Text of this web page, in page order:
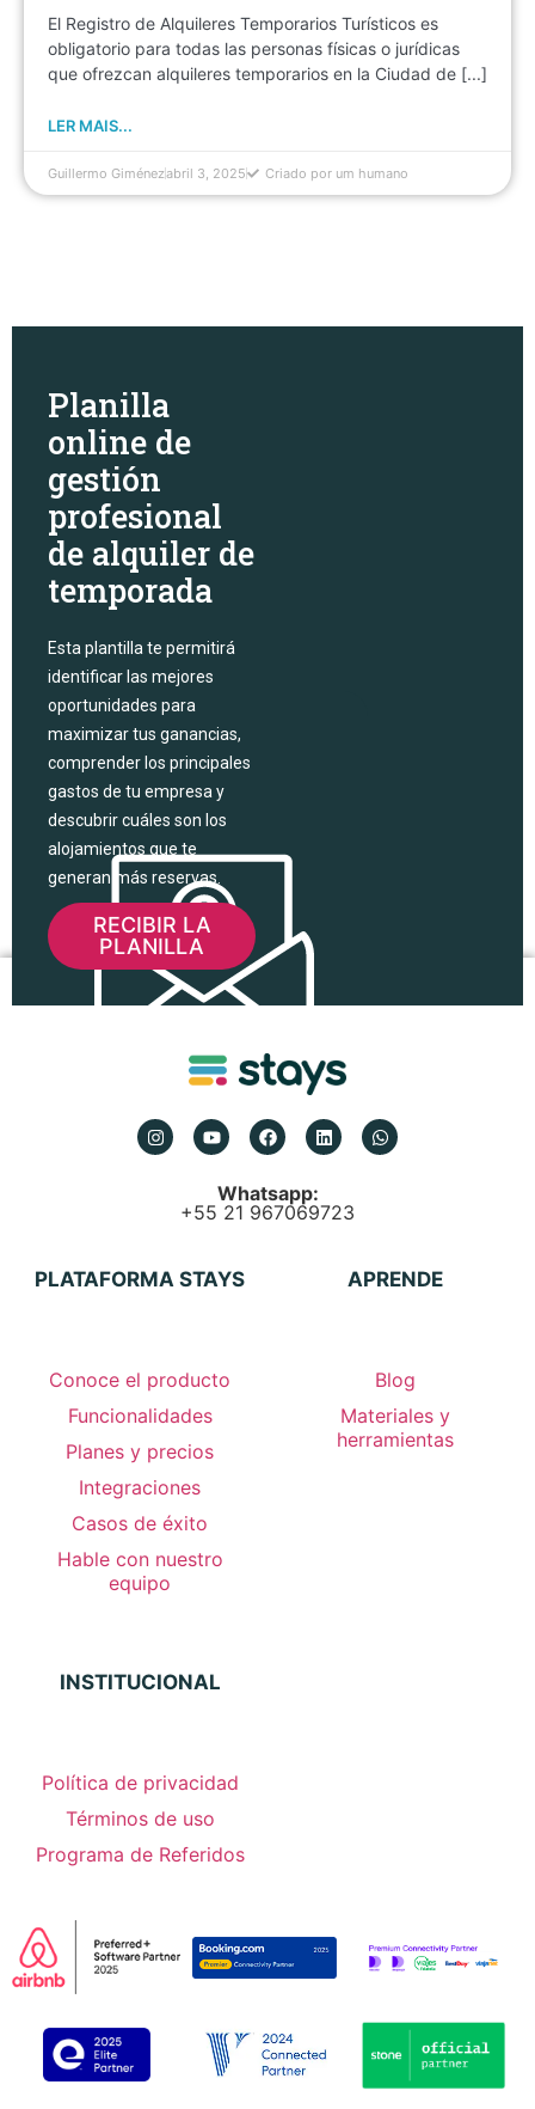
El Registro de Alquileres Temporarios Turísticos es
obligatorio para todas las personas físicas o jurídicas
que ofrezcan alquileres temporarios en la Ciudad de [...]
LER MAIS...
Guillermo Giménezabril 3, 2025 Criado por um humano
Planilla
online de
gestión
profesional
de alquiler de
temporada
Esta plantilla te permitirá
identificar las mejores
oportunidades para
maximizar tus ganancias,
comprender los principales
gastos de tu empresa y
descubrir cuáles son los
alojamientos que te
generan más reservas.
RECIBIR LA
PLANILLA
Whatsapp:
+55 21 967069723
PLATAFORMA STAYS
Conoce el producto
Funcionalidades
Planes y precios
Integraciones
Casos de éxito
Hable con nuestro
equipo
APRENDE
Blog
Materiales y
herramientas
INSTITUCIONAL
Política de privacidad
Términos de uso
Programa de Referidos